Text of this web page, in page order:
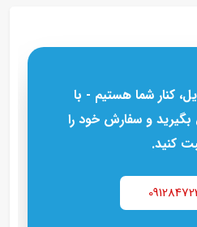
کنار شما هستیم - با
بگیرید و سفارش خود را
کنید.